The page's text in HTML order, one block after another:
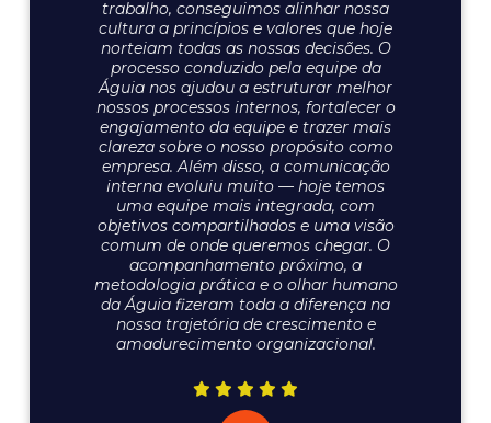
trabalho, conseguimos alinhar nossa
cultura a princípios e valores que hoje
norteiam todas as nossas decisões. O
processo conduzido pela equipe da
Águia nos ajudou a estruturar melhor
nossos processos internos, fortalecer o
engajamento da equipe e trazer mais
clareza sobre o nosso propósito como
empresa. Além disso, a comunicação
interna evoluiu muito — hoje temos
uma equipe mais integrada, com
objetivos compartilhados e uma visão
comum de onde queremos chegar. O
acompanhamento próximo, a
metodologia prática e o olhar humano
da Águia fizeram toda a diferença na
nossa trajetória de crescimento e
amadurecimento organizacional.